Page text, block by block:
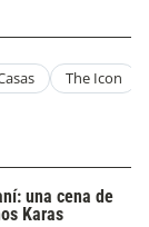
The Icon
una cena de
Karas